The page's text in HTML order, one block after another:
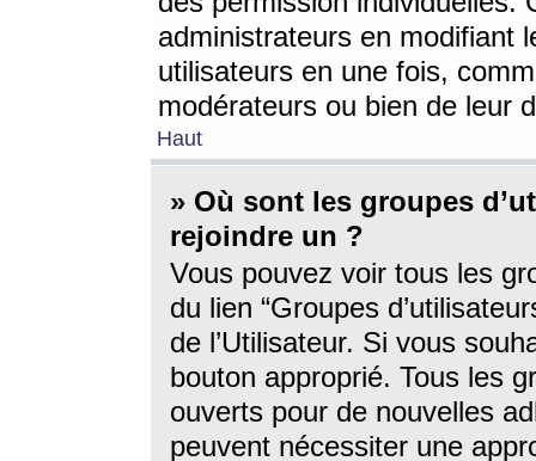
administrateurs en modifiant
utilisateurs en une fois,
modérateurs ou bien de leur
Haut
» Où sont les groupes
rejoindre un ?
Vous pouvez voir tous les
du lien “Groupes
de l’Utilisateur. Si vous
bouton approprié. Tous les
ouverts pour de nouvelles
peuvent nécessiter une